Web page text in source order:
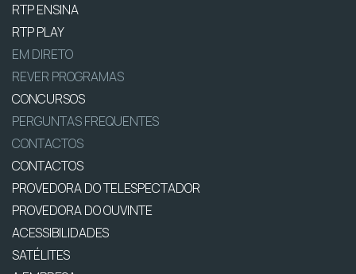
RTP ENSINA
RTP PLAY
EM DIRETO
REVER PROGRAMAS
CONCURSOS
PERGUNTAS FREQUENTES
CONTACTOS
CONTACTOS
PROVEDORA DO TELESPECTADOR
PROVEDORA DO OUVINTE
ACESSIBILIDADES
SATÉLITES